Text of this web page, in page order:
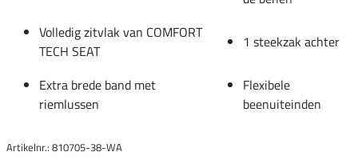
Volledig zitvlak van COMFORT
TECH SEAT
1 steekzak achter
Extra brede band met
riemlussen
Flexibele
beenuiteinden
Artikelnr.: 810705-38-WA